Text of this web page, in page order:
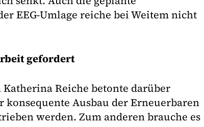
EEG-Umlage reiche bei Weitem nicht
gefordert
Reiche betonte darüber
konsequente Ausbau der Erneuerbaren
werden. Zum anderen brauche es